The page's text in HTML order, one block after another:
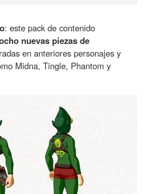
: este pack de contenido
nuevas piezas de
en anteriores personajes y
Midna, Tingle, Phantom y